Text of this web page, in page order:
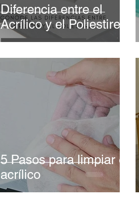
Diferencia entre el
Acrílico y el Poliestireno
5 Pasos para limpiar el
acrílico